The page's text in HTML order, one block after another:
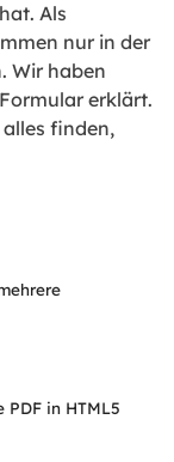
Als
nur in der
Wir haben
erklärt.
finden,
PDF in HTML5